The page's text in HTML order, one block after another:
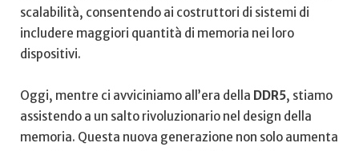
scalabilità, consentendo ​ai costruttori di ⁤sistemi di
⁢includere maggiori ⁤quantità​ di memoria nei ⁢loro
dispositivi.
Oggi, mentre ​ci avviciniamo all’era della DDR5, ⁤stiamo
assistendo a un salto rivoluzionario nel design della
memoria. Questa nuova⁣ generazione non ‌solo‌ aumenta